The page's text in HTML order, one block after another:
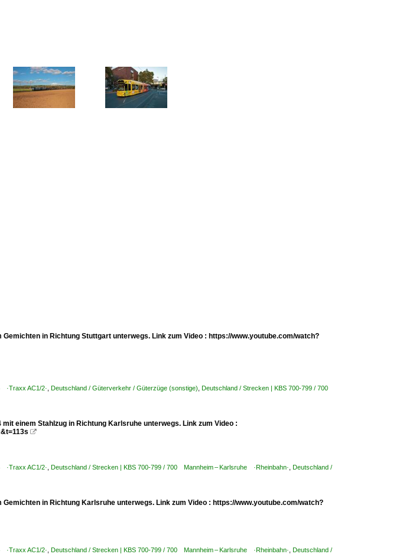
Gemichten in Richtung Stuttgart unterwegs. Link zum Video : https://www.youtube.com/watch?
·Traxx AC1/2· Deutschland / Güterverkehr / Güterzüge (sonstige) Deutschland / Strecken | KBS 700-799 / 700
mit einem Stahlzug in Richtung Karlsruhe unterwegs. Link zum Video :

·Traxx AC1/2· Deutschland / Strecken | KBS 700-799 / 700 Mannheim – Karlsruhe ·Rheinbahn· Deutschland /
Gemichten in Richtung Karlsruhe unterwegs. Link zum Video : https://www.youtube.com/watch?
·Traxx AC1/2· Deutschland / Strecken | KBS 700-799 / 700 Mannheim – Karlsruhe ·Rheinbahn· Deutschland /